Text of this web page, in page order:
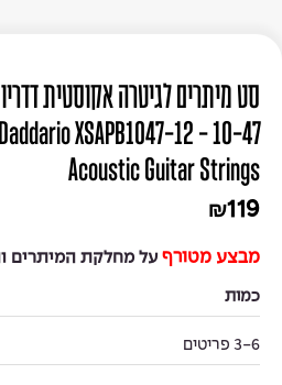
סט מיתרים לגיטרה אקוסטית דדריו
10-47 - Daddario XSAPB1047-12
Acoustic Guitar Strings
₪119
מבצע מטורף על מחלקת המיתרים
כמות
3-6 פריטים